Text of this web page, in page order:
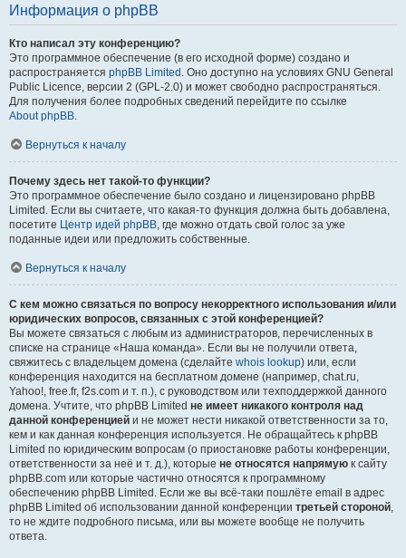
Информация о phpBB
Кто написал эту конференцию?
Это программное обеспечение (в его исходной форме) создано и
распространяется phpBB Limited . Оно доступно на условиях GNU General
Public Licence, версии 2 (GPL-2.0) и может свободно распространяться.
Для получения более подробных сведений перейдите по ссылке
About phpBB.
Вернуться к началу
Почему здесь нет такой-то функции?
Это программное обеспечение было создано и лицензировано phpBB
Limited. Если вы считаете, что какая-то функция должна быть добавлена,
посетите Центр идей phpBB, где можно отдать свой голос за уже
поданные идеи или предложить собственные.
Вернуться к началу
С кем можно связаться по вопросу некорректного использования и/или
юридических вопросов, связанных с этой конференцией?
Вы можете связаться с любым из администраторов, перечисленных в
списке на странице «Наша команда». Если вы не получили ответа,
свяжитесь с владельцем домена (сделайте whois lookup) или, если
конференция находится на бесплатном домене (например, chat.ru,
Yahoo!, free.fr, f2s.com и т. п.), с руководством или техподдержкой данного
домена. Учтите, что phpBB Limited не имеет никакого контроля над
данной конференцией и не может нести никакой ответственности за то,
кем и как данная конференция используется. Не обращайтесь к phpBB
Limited по юридическим вопросам (о приостановке работы конференции,
ответственности за неё и т. д.), которые не относятся напрямую к сайту
phpBB.com или которые частично относятся к программному
обеспечению phpBB Limited. Если же вы всё-таки пошлёте email в адрес
phpBB Limited об использовании данной конференции третьей стороной,
то не ждите подробного письма, или вы можете вообще не получить
ответа.